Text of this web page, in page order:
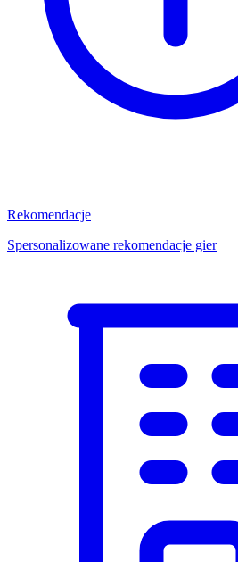
Rekomendacje
Spersonalizowane rekomendacje gier